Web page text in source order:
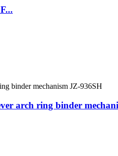
arch ring binder